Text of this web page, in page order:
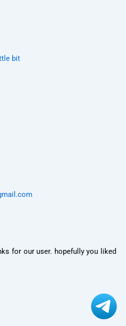
bit
for our user. hopefully you liked